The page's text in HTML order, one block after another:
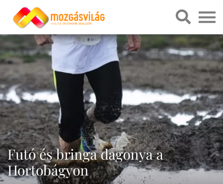
Futó és bringa dagonya a
Hortobágyon